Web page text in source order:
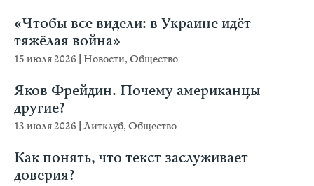
«Чтобы все видели: в Украине идёт
тяжёлая война»
15 июля 2026 Новости,Общество
Яков Фрейдин. Почему американцы
другие?
13 июля 2026 Литклуб,Общество
Как понять, что текст заслуживает
доверия?